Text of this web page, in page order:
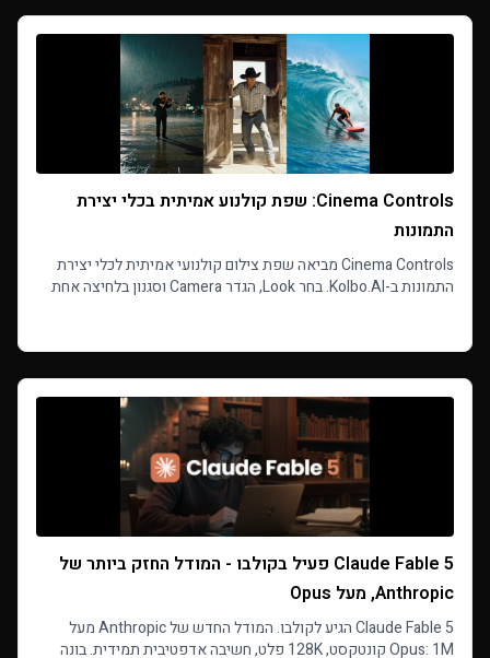
Cinema Controls: שפת קולנוע אמיתית בכלי יצירת
התמונות
Cinema Controls מביאה שפת צילום קולנועי אמיתית לכלי יצירת
התמונות ב-Kolbo.AI. בחר Look, הגדר Camera וסגנון בלחיצה אחת
Claude Fable 5 פעיל בקולבו - המודל החזק ביותר של
Anthropic, מעל Opus
Claude Fable 5 הגיע לקולבו. המודל החדש של Anthropic מעל
Opus: 1M קונטקסט, 128K פלט, חשיבה אדפטיבית תמידית. בונה